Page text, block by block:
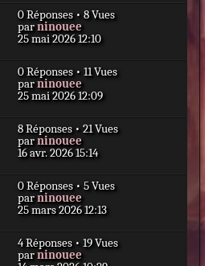
e
e
s
s
a
e
i
e
r
e
s
s
a
e
0 Réponses • 8 Vues
D
e
i
e
r
e
s
s
a
e
parninouee
25 mai 2026 12:10
0 Réponses • 11 Vues
D
e
i
e
r
e
s
s
a
e
parninouee
25 mai 2026 12:09
8 Réponses • 21 Vues
D
e
i
e
r
e
s
s
parninouee
16 avr. 2026 15:14
0 Réponses • 5 Vues
D
e
i
e
parninouee
25 mars 2026 12:13
4 Réponses • 19 Vues
D
parninouee